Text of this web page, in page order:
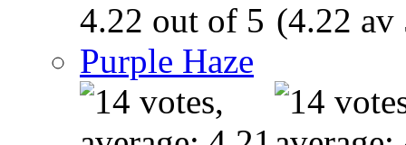
(4.22 av
Purple Haze